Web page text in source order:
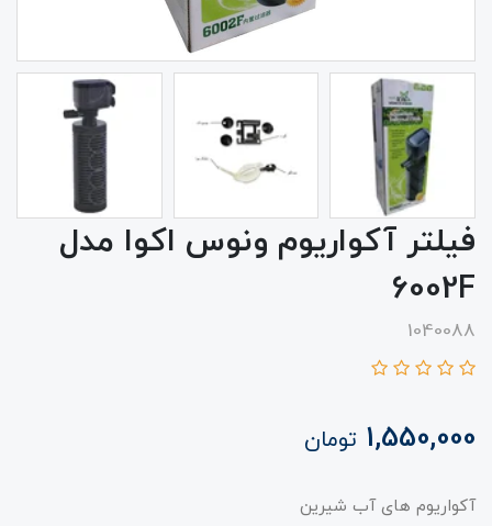
فیلتر آکواریوم ونوس اکوا مدل
6002F
1040088
1,550,000 تومان
آکواریوم های آب شیرین